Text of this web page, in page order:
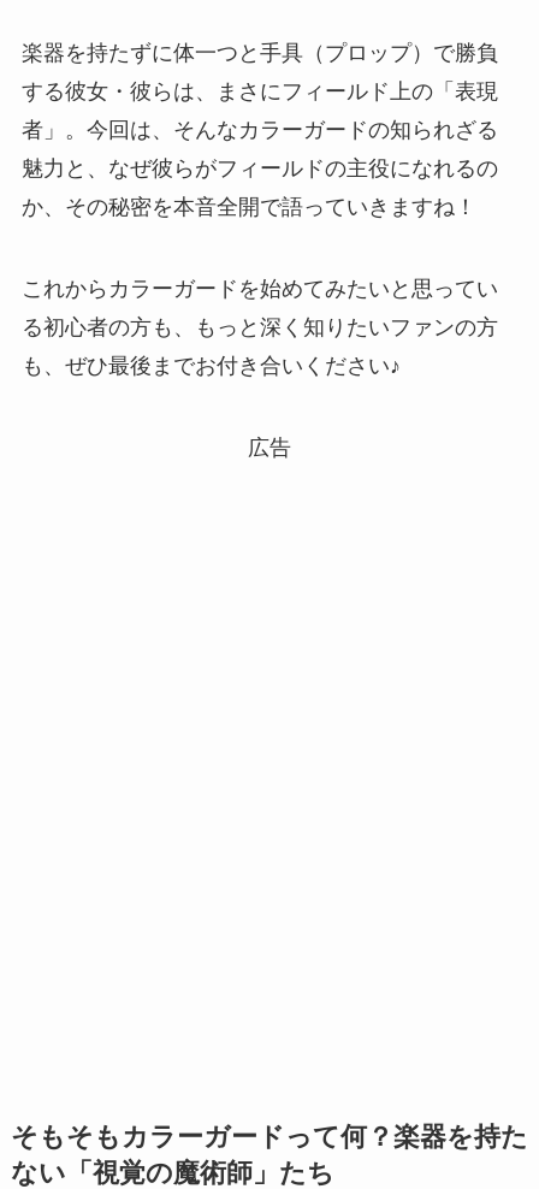
楽器を持たずに体一つと手具（プロップ）で勝負
する彼女・彼らは、まさにフィールド上の「表現
者」。今回は、そんなカラーガードの知られざる
魅力と、なぜ彼らがフィールドの主役になれるの
か、その秘密を本音全開で語っていきますね！
これからカラーガードを始めてみたいと思ってい
る初心者の方も、もっと深く知りたいファンの方
も、ぜひ最後までお付き合いください♪
広告
そもそもカラーガードって何？楽器を持た
ない「視覚の魔術師」たち